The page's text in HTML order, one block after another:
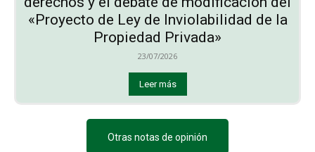
«Proyecto de Ley de Inviolabilidad de la
Propiedad Privada»
23/07/2026
Leer más
Otras notas de opinión